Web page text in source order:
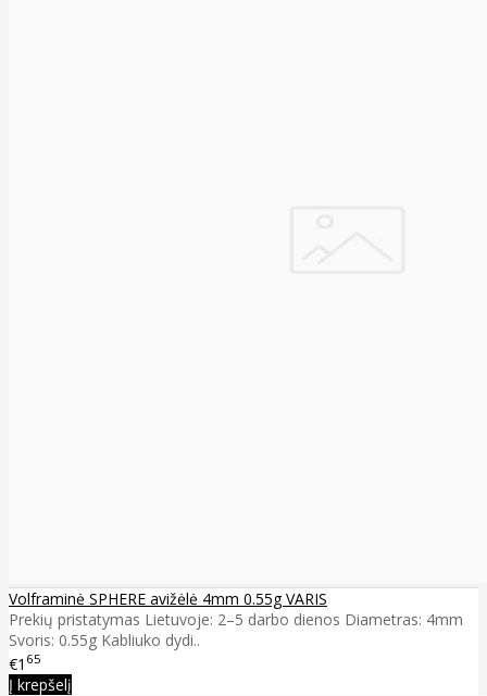
Volframinė SPHERE avižėlė 4mm 0.55g VARIS
Prekių pristatymas Lietuvoje: 2–5 darbo dienos Diametras: 4mm
Svoris: 0.55g Kabliuko dydi..
€1 65
Į krepšelį